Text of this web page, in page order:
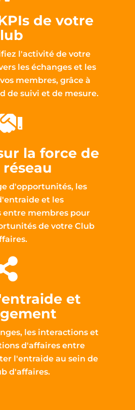
de votre
l'activité de votre
les échanges et les
membres, grâce à
de suivi et de mesure.
la force de
d'opportunités, les
et les
membres pour
de votre Club
et
les interactions et
d'affaires entre
l'entraide au sein de
d'affaires.